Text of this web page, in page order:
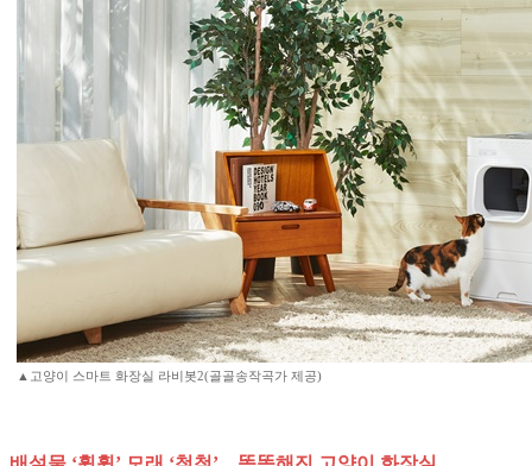
▲고양이 스마트 화장실 라비봇2(골골송작곡가 제공)